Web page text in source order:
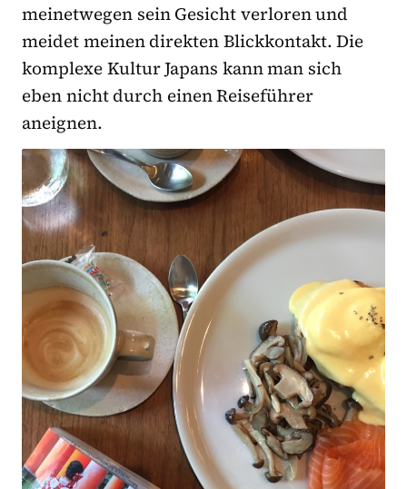
meinetwegen sein Gesicht verloren und
meidet meinen direkten Blickkontakt. Die
komplexe Kultur Japans kann man sich
eben nicht durch einen Reiseführer
aneignen.